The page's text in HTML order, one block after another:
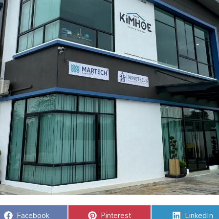
Share
Facebook Share
Pinterest Share
LinkedIn